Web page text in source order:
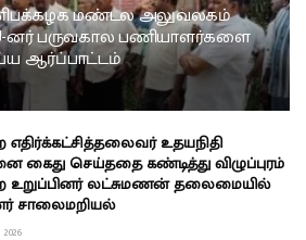
மண்டல அலுவலகம்
னர் பருவகால பணியாளர்களை
ஆர்ப்பாட்டம்
உதயநிதி
கைது செய்ததை கண்டித்து விழுப்புரம்
உறுப்பினர் லட்சுமணன் தலைமையில்
சாலைமறியல்